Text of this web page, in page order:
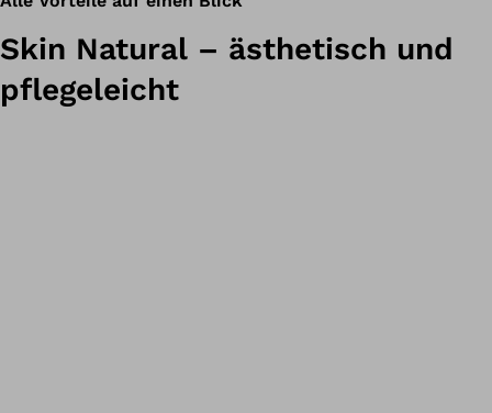
Skin Natural – ästhetisch und
pflegeleicht